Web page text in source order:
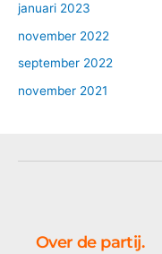
januari 2023
november 2022
september 2022
november 2021
Over de partij.